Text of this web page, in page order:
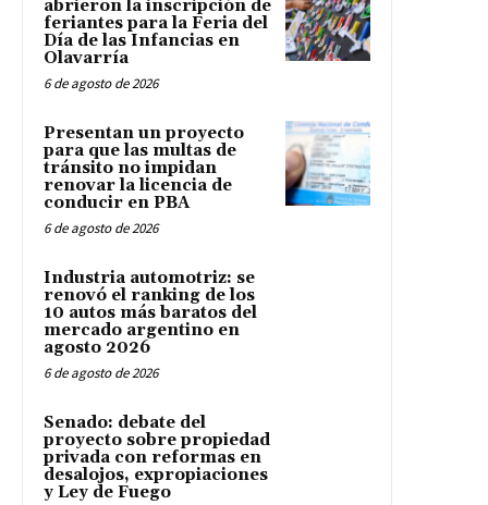
abrieron la inscripción de
feriantes para la Feria del
Día de las Infancias en
Olavarría
6 de agosto de 2026
Presentan un proyecto
para que las multas de
tránsito no impidan
renovar la licencia de
conducir en PBA
6 de agosto de 2026
Industria automotriz: se
renovó el ranking de los
10 autos más baratos del
mercado argentino en
agosto 2026
6 de agosto de 2026
Senado: debate del
proyecto sobre propiedad
privada con reformas en
desalojos, expropiaciones
y Ley de Fuego